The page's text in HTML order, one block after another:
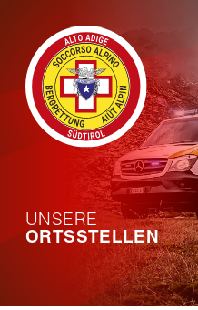
UNSERE
ORTSSTELLEN